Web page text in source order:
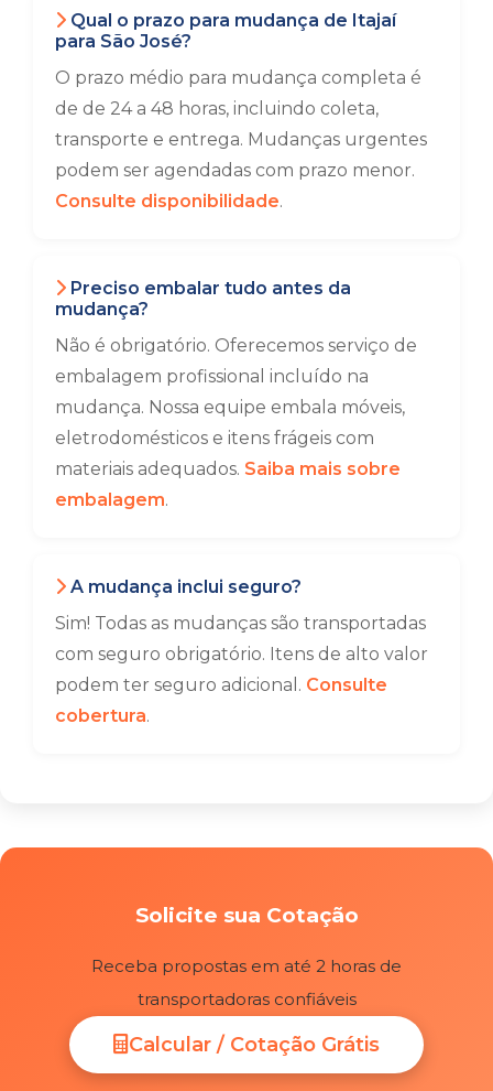
Qual o prazo para mudança de Itajaí
para São José?
O prazo médio para mudança completa é
de de 24 a 48 horas, incluindo coleta,
transporte e entrega. Mudanças urgentes
podem ser agendadas com prazo menor.
Consulte disponibilidade.
Preciso embalar tudo antes da
mudança?
Não é obrigatório. Oferecemos serviço de
embalagem profissional incluído na
mudança. Nossa equipe embala móveis,
eletrodomésticos e itens frágeis com
materiais adequados. Saiba mais sobre
embalagem.
A mudança inclui seguro?
Sim! Todas as mudanças são transportadas
com seguro obrigatório. Itens de alto valor
podem ter seguro adicional. Consulte
cobertura.
Solicite sua Cotação
Receba propostas em até 2 horas de
transportadoras confiáveis
Calcular / Cotação Grátis